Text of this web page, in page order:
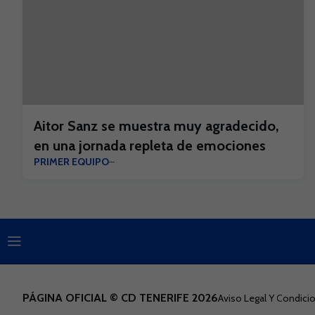
Aitor Sanz se muestra muy agradecido,
en una jornada repleta de emociones
PRIMER EQUIPO
Aviso Legal Y
PÁGINA OFICIAL © CD TENERIFE 2026